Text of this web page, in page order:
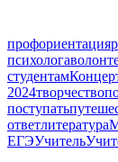
профориентация
психолога
студентам
2024творчество
поступать
ответлитература
ЕГЭУчитель